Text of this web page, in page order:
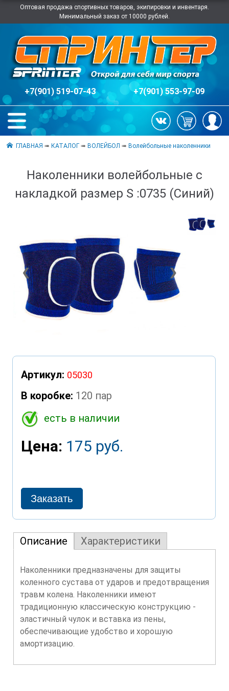
Оптовая продажа спортивных товаров, экипировки и инвентаря.
Минимальный заказ от 10000 рублей.
+7(901) 519-07-43 +7(901) 553-97-09
ГЛАВНАЯ ➠КАТАЛОГ ➠ВОЛЕЙБОЛ ➠Волейбольные наколенники
Наколенники волейбольные с
накладкой размер S :0735 (Синий)
❮ ❯
Артикул: 05030
В коробке: 120 пар
есть в наличии
Цена: 175 руб.
Описание Характеристики
Наколенники предназначены для защиты
коленного сустава от ударов и предотвращения
травм колена. Наколенники имеют
традиционную классическую конструкцию -
эластичный чулок и вставка из пены,
обеспечивающие удобство и хорошую
амортизацию.